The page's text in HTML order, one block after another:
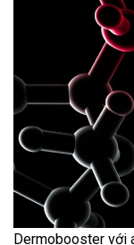
Dermobooster với